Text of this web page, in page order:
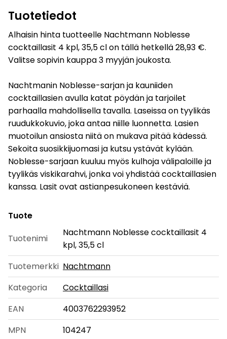
Tuotetiedot
Alhaisin hinta tuotteelle Nachtmann Noblesse
cocktaillasit 4 kpl, 35,5 cl on tällä hetkellä 28,93 €.
Valitse sopivin kauppa 3 myyjän joukosta.
Nachtmanin Noblesse-sarjan ja kauniiden
cocktaillasien avulla katat pöydän ja tarjoilet
parhaalla mahdollisella tavalla. Laseissa on tyylikäs
ruudukkokuvio, joka antaa niille luonnetta. Lasien
muotoilun ansiosta niitä on mukava pitää kädessä.
Sekoita suosikkijuomasi ja kutsu ystävät kylään.
Noblesse-sarjaan kuuluu myös kulhoja välipaloille ja
tyylikäs viskikarahvi, jonka voi yhdistää cocktaillasien
kanssa. Lasit ovat astianpesukoneen kestäviä.
Tuote
Tuotenimi
Nachtmann Noblesse cocktaillasit 4
kpl, 35,5 cl
Tuotemerkki Nachtmann
Kategoria
Cocktaillasi
EAN
4003762293952
MPN
104247